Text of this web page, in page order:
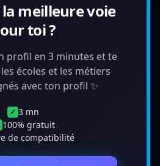
meilleure voie
toi ?
profil en 3 minutes et te
écoles et les métiers
avec ton profil ✨
✓ 3 mn
100% gratuit
de compatibilité